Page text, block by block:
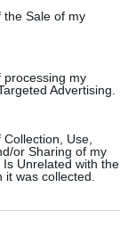
the Sale of my
processing my
Advertising.
Use,
or Sharing of my
Unrelated with the
was collected.